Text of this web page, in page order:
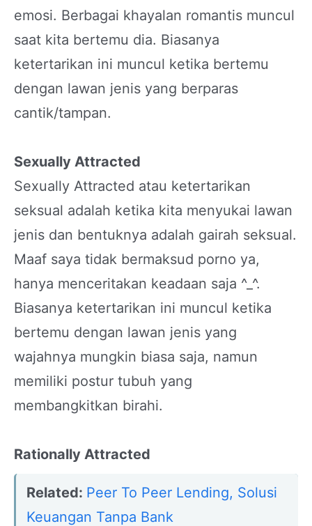
emosi. Berbagai khayalan romantis muncul
saat kita bertemu dia. Biasanya
ketertarikan ini muncul ketika bertemu
dengan lawan jenis yang berparas
cantik/tampan.
Sexually Attracted
Sexually Attracted atau ketertarikan
seksual adalah ketika kita menyukai lawan
jenis dan bentuknya adalah gairah seksual.
Maaf saya tidak bermaksud porno ya,
hanya menceritakan keadaan saja ^_^.
Biasanya ketertarikan ini muncul ketika
bertemu dengan lawan jenis yang
wajahnya mungkin biasa saja, namun
memiliki postur tubuh yang
membangkitkan birahi.
Rationally Attracted
Related: Peer To Peer Lending, Solusi
Keuangan Tanpa Bank